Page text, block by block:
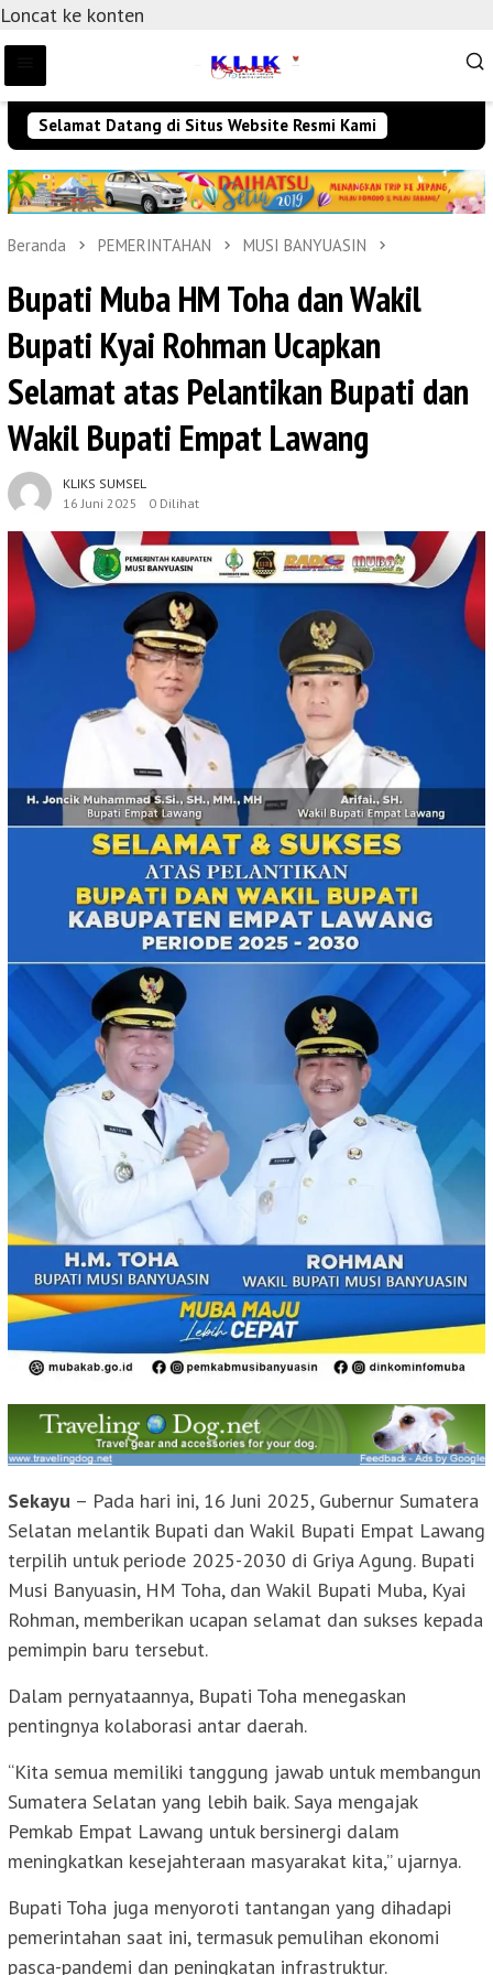
Loncat ke konten
Selamat Datang di Situs Website Resmi Kami
Beranda PEMERINTAHAN MUSI BANYUASIN
Bupati Muba HM Toha dan Wakil
Bupati Kyai Rohman Ucapkan
Selamat atas Pelantikan Bupati dan
Wakil Bupati Empat Lawang
KLIKS SUMSEL
16 Juni 2025
0 Dilihat
Sekayu – Pada hari ini, 16 Juni 2025, Gubernur Sumatera
Selatan melantik Bupati dan Wakil Bupati Empat Lawang
terpilih untuk periode 2025-2030 di Griya Agung. Bupati
Musi Banyuasin, HM Toha, dan Wakil Bupati Muba, Kyai
Rohman, memberikan ucapan selamat dan sukses kepada
pemimpin baru tersebut.
Dalam pernyataannya, Bupati Toha menegaskan
pentingnya kolaborasi antar daerah.
“Kita semua memiliki tanggung jawab untuk membangun
Sumatera Selatan yang lebih baik. Saya mengajak
Pemkab Empat Lawang untuk bersinergi dalam
meningkatkan kesejahteraan masyarakat kita,” ujarnya.
Bupati Toha juga menyoroti tantangan yang dihadapi
pemerintahan saat ini, termasuk pemulihan ekonomi
pasca-pandemi dan peningkatan infrastruktur.